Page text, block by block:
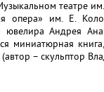
театре
опера» им. Е.
ювелира Андрея
миниатюрная
– скульптор